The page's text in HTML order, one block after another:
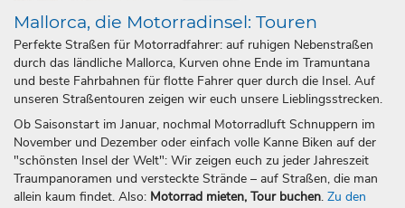
Mallorca, die Motorradinsel: Touren
Perfekte Straßen für Motorradfahrer: auf ruhigen Nebenstraßen
durch das ländliche Mallorca, Kurven ohne Ende im Tramuntana
und beste Fahrbahnen für flotte Fahrer quer durch die Insel. Auf
unseren Straßentouren zeigen wir euch unsere Lieblingsstrecken.
Ob Saisonstart im Januar, nochmal Motorradluft Schnuppern im
November und Dezember oder einfach volle Kanne Biken auf der
"schönsten Insel der Welt": Wir zeigen euch zu jeder Jahreszeit
Traumpanoramen und versteckte Strände – auf Straßen, die man
allein kaum findet. Also: Motorrad mieten, Tour buchen. Zu den